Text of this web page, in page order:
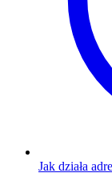
Jak działa